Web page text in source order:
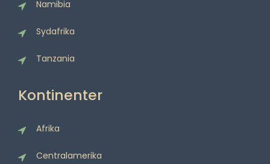
Namibia
Sydafrika
Tanzania
Kontinenter
Afrika
Centralamerika